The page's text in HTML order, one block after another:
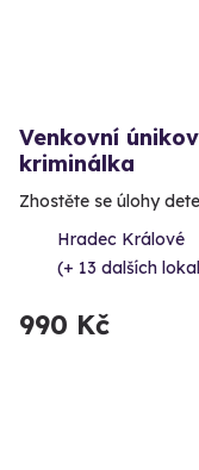
Venkovní
kriminálka
Zhostěte se úlohy
Hradec Králové
(+ 13 dalších
990 Kč